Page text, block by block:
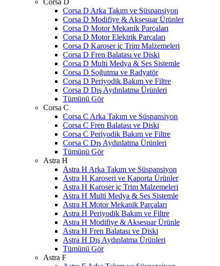
Corsa D
Corsa D Arka Takım ve Süspansiyon
Corsa D Modifiye & Aksesuar Ürünler
Corsa D Motor Mekanik Parçaları
Corsa D Motor Elektrik Parçaları
Corsa D Karoser iç Trim Malzemeleri
Corsa D Fren Balatası ve Diski
Corsa D Multi Medya & Ses Sistemle
Corsa D Soğutma ve Radyatör
Corsa D Periyodik Bakım ve Filtre
Corsa D Dış Aydınlatma Ürünleri
Tümünü Gör
Corsa C
Corsa C Arka Takım ve Süspansiyon
Corsa C Fren Balatası ve Diski
Corsa C Periyodik Bakım ve Filtre
Corsa C Dış Aydınlatma Ürünleri
Tümünü Gör
Astra H
Astra H Arka Takım ve Süspansiyon
Astra H Karoseri ve Kaporta Ürünler
Astra H Karoser iç Trim Malzemeleri
Astra H Multi Medya & Ses Sistemle
Astra H Motor Mekanik Parçaları
Astra H Periyodik Bakım ve Filtre
Astra H Modifiye & Aksesuar Ürünle
Astra H Fren Balatası ve Diski
Astra H Dış Aydınlatma Ürünleri
Tümünü Gör
Astra F